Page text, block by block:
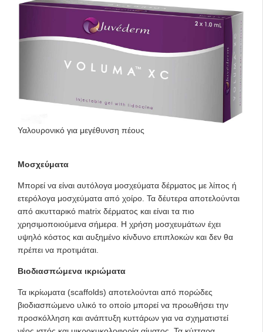
Υαλουρονικό για μεγέθυνση πέους
Μοσχεύματα
Μπορεί να είναι αυτόλογα μοσχεύματα δέρματος με λίπος ή
ετερόλογα μοσχεύματα από χοίρο. Τα δέυτερα αποτελούνται
από ακυτταρικό matrix δέρματος και είναι τα πιο
χρησιμοποιούμενα σήμερα. Η χρήση μοσχευμάτων έχει
υψηλό κόστος και αυξημένο κίνδυνο επιπλοκών και δεν θα
πρέπει να προτιμάται.
Βιοδιασπώμενα ικριώματα
Τα ικρίωματα (scaffolds) αποτελούνται από πορώδες
βιοδιασπώμενο υλικό το οποίο μπορεί να προωθήσει την
προσκόλληση και ανάπτυξη κυττάρων για να σχηματιστεί